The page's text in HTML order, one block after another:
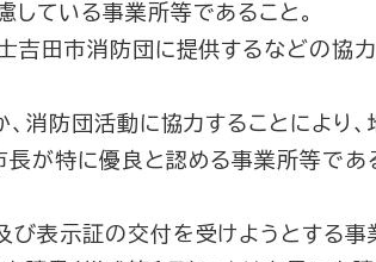
ている事業所等であること。
田市消防団に提供するなどの協力
防団活動に協力することにより、
が特に優良と認める事業所等であ
表示証の交付を受けようとする事